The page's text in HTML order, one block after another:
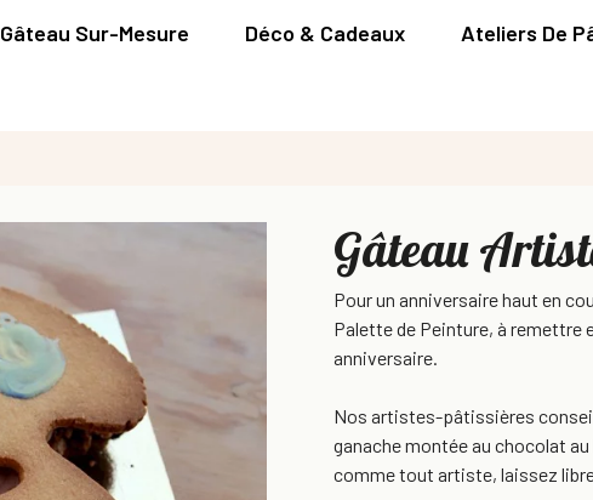
Gâteau Sur-Mesure Déco & Cadeaux Ateliers De
Gâteau
Pour un anniversaire haut en
Palette de Peinture, à remettre
anniversaire.
Nos artistes-pâtissières
ganache montée au chocolat
comme tout artiste, laissez